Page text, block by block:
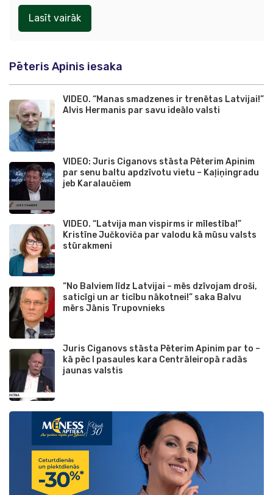
Lasīt vairāk
Pēteris Apinis iesaka
VIDEO. “Manas smadzenes ir trenētas Latvijai!”
Alvis Hermanis par savu ideālo valsti
VIDEO: Juris Ciganovs stāsta Pēterim Apinim
par senu baltu apdzīvotu vietu – Kaļiņingradu
jeb Karalaučiem
VIDEO. “Latvija man vispirms ir mīlestība!”
Kristīne Jučkoviča par valodu kā mūsu valsts
stūrakmeni
“No Balviem līdz Latvijai – mēs dzīvojam droši,
saticīgi un ar ticību nākotnei!” saka Balvu
mērs Jānis Trupovnieks
Juris Ciganovs stāsta Pēterim Apinim par to –
kā pēc I pasaules kara Centrāleiropā radās
jaunas valstis